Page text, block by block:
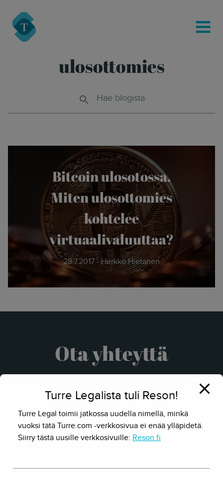
Turre Legal
MENU
ulosottomies
Hae blogista
Bitcoin ulosotossa.
Miten ulosottomies
kohtelee
virtuaalivaluuttaa?
28.7.2017 - Herkko Hietanen
Ota yhteyttä
Turre Legalista tuli Reson!
Turre Legal toimii jatkossa uudella nimellä, minkä
vuoksi tätä Turre.com -verkkosivua ei enää ylläpidetä.
Siirry tästä uusille verkkosivuille: Reson.fi